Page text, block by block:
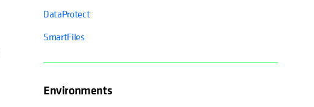
DataProtect
SmartFiles
Environments